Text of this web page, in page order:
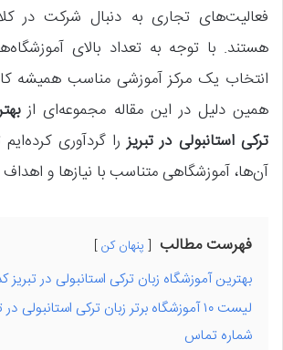
فعالیت‌های تجاری به دنبال شرکت در
هستند. با توجه به تعداد بالای
انتخاب یک مرکز آموزشی مناسب همیشه
همین دلیل در این مقاله مجموعه‌ای از
ترکی استانبولی در تبریزرا گردآوری کرده‌ایم
آن‌ها، آموزشگاهی متناسب با نیازها و اهداف
فهرست مطالب پنهان کن
بهترین آموزشگاه زبان ترکی استانبولی در
لیست ۱۰ آموزشگاه برتر زبان ترکی
شماره تماس